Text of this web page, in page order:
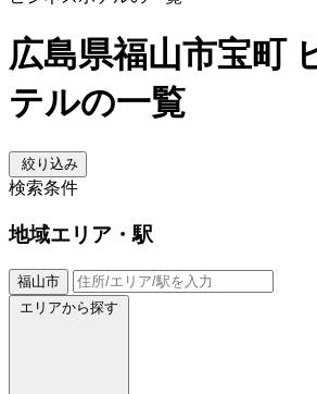
広島県福山市宝町
テルの一覧
絞り込み
検索条件
地域エリア・駅
福山市
エリアから探す